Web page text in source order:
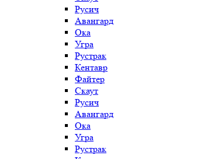
Русич
Авангард
Ока
Угра
Рустрак
Кентавр
Файтер
Скаут
Русич
Авангард
Ока
Угра
Рустрак